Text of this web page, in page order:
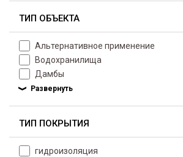
ТИП ОБЪЕКТА
Альтернативное применение
Водохранилища
Дамбы
ТИП ПОКРЫТИЯ
гидроизоляция